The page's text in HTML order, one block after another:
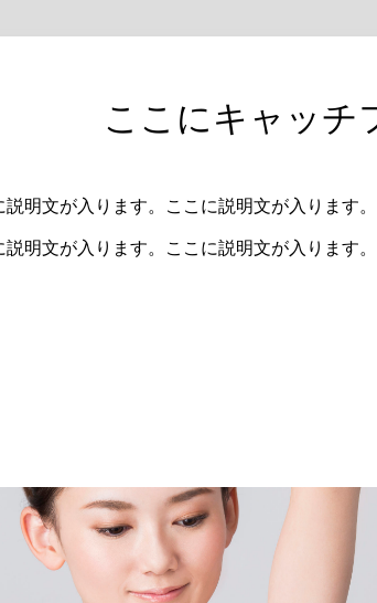
ここにキャッチ
説明文が入ります。ここに説明文が入ります
説明文が入ります。ここに説明文が入ります。